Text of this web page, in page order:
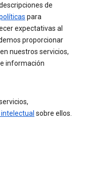
de
para
expectativas al
proporcionar
nuestros servicios,
información
sobre ellos.